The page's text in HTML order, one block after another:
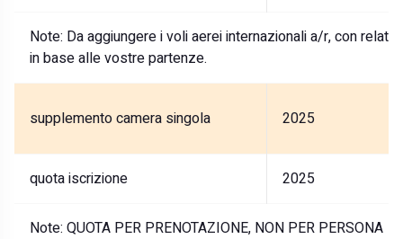
Note: Da aggiungere i voli aerei internazionali a/r, con
in base alle vostre partenze.
supplemento camera singola 2025
quota iscrizione 2025
Note: QUOTA PER PRENOTAZIONE, NON PER PERSONA